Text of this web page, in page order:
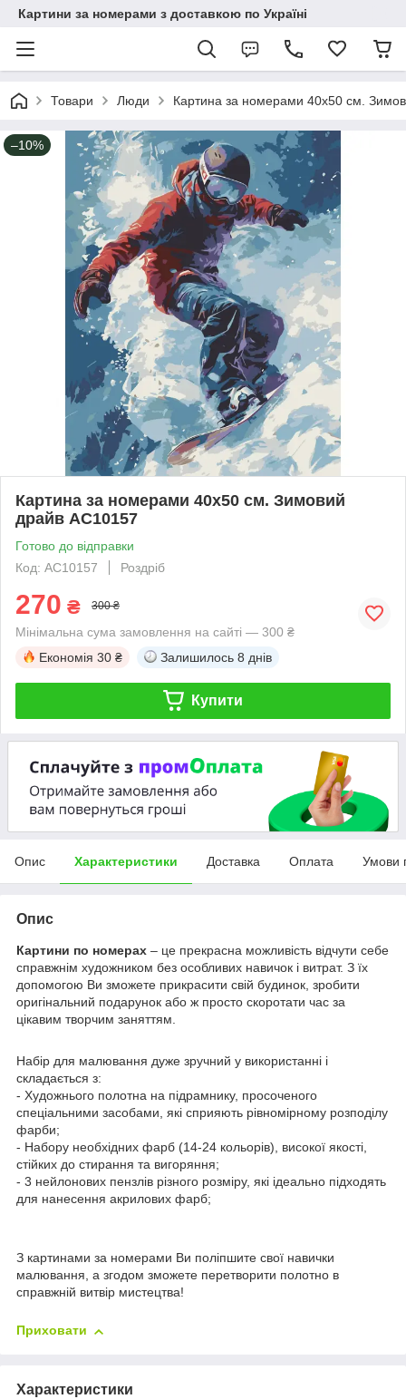
Картини за номерами з доставкою по Україні
Товари Люди Картина за номерами 40х50 см.
–10%
Картина за номерами 40х50 см. Зимовий
драйв AC10157
Готово до відправки
Код: AC10157
Роздріб
270 ₴ 300 ₴
Мінімальна сума замовлення на сайті — 300 ₴
Економія 30 ₴ Залишилось 8 днів
Купити
Опис Характеристики Доставка Оплата Умови
Опис
Картини по номерах – це прекрасна можливість відчути себе
справжнім художником без особливих навичок і витрат. З їх
допомогою Ви зможете прикрасити свій будинок, зробити
оригінальний подарунок або ж просто скоротати час за
цікавим творчим заняттям.
Набір для малювання дуже зручний у використанні і
складається з:
- Художнього полотна на підрамнику, просоченого
спеціальними засобами, які сприяють рівномірному розподілу
фарби;
- Набору необхідних фарб (14-24 кольорів), високої якості,
стійких до стирання та вигоряння;
- 3 нейлонових пензлів різного розміру, які ідеально підходять
для нанесення акрилових фарб;
З картинами за номерами Ви поліпшите свої навички
малювання, а згодом зможете перетворити полотно в
справжній витвір мистецтва!
Приховати
Характеристики